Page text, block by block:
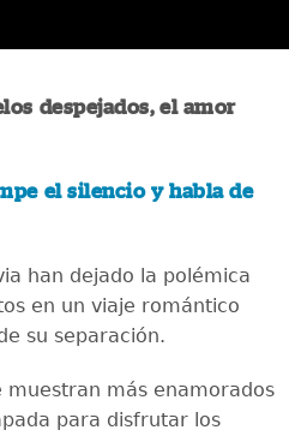
despejados, el amor
el silencio y habla de
han dejado la polémica
en un viaje romántico
su separación.
muestran más enamorados
para disfrutar los